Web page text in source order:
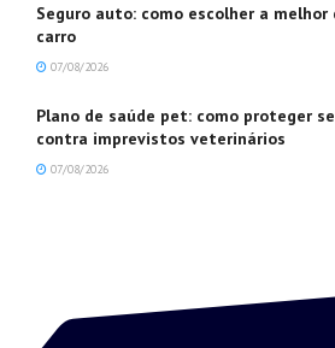
Seguro auto: como escolher a
carro
07/08/2026
Plano de saúde pet: como proteger
contra imprevistos veterinários
07/08/2026